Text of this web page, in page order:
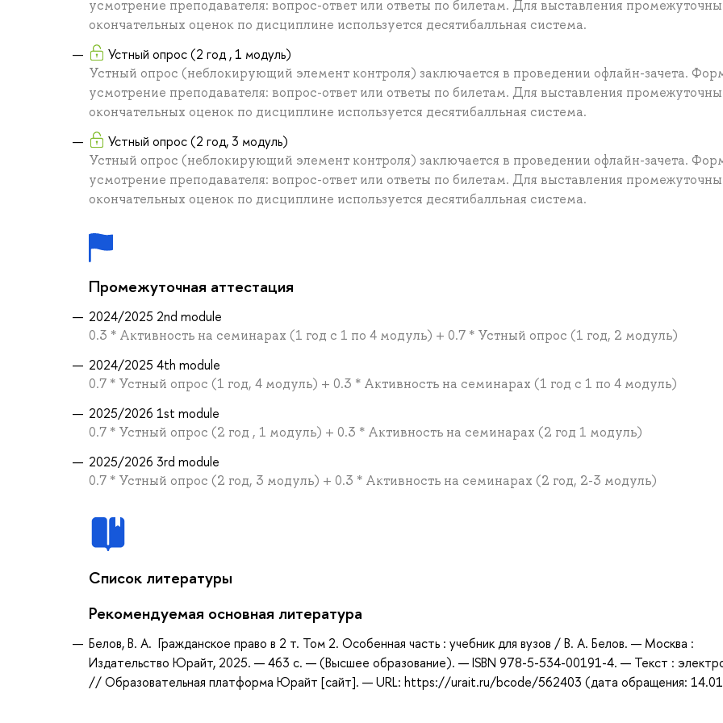
усмотрение преподавателя: вопрос-ответ или ответы по билетам. Для выставления
окончательных оценок по дисциплине используется десятибалльная система.
Устный опрос (2 год , 1 модуль)
Устный опрос (неблокирующий элемент контроля) заключается в проведении офлайн-зачета.
усмотрение преподавателя: вопрос-ответ или ответы по билетам. Для выставления
окончательных оценок по дисциплине используется десятибалльная система.
Устный опрос (2 год, 3 модуль)
Устный опрос (неблокирующий элемент контроля) заключается в проведении офлайн-зачета.
усмотрение преподавателя: вопрос-ответ или ответы по билетам. Для выставления
окончательных оценок по дисциплине используется десятибалльная система.
Промежуточная аттестация
2024/2025 2nd module
0.3 * Активность на семинарах (1 год с 1 по 4 модуль) + 0.7 * Устный опрос (1 год, 2 модуль)
2024/2025 4th module
0.7 * Устный опрос (1 год, 4 модуль) + 0.3 * Активность на семинарах (1 год с 1 по 4 модуль)
2025/2026 1st module
0.7 * Устный опрос (2 год , 1 модуль) + 0.3 * Активность на семинарах (2 год 1 модуль)
2025/2026 3rd module
0.7 * Устный опрос (2 год, 3 модуль) + 0.3 * Активность на семинарах (2 год, 2-3 модуль)
Список литературы
Рекомендуемая основная литература
Белов, В. А. Гражданское право в 2 т. Том 2. Особенная часть : учебник для вузов / В. А. Белов. — Москва :
Издательство Юрайт, 2025. — 463 с. — (Высшее образование). — ISBN 978-5-534-00191-4. — Текст :
// Образовательная платформа Юрайт [сайт]. — URL: https://urait.ru/bcode/562403 (дата обращения: